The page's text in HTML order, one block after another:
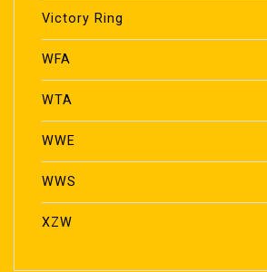
Victory Ring
WFA
WTA
WWE
WWS
XZW